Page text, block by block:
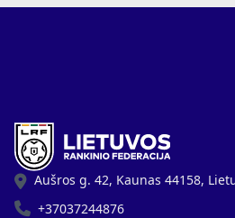
Aušros g. 42, Kaunas 44158,
+37037244876